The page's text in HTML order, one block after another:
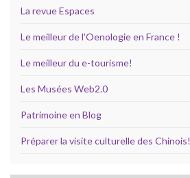
La revue Espaces
Le meilleur de l'Oenologie en France !
Le meilleur du e-tourisme!
Les Musées Web2.0
Patrimoine en Blog
Préparer la visite culturelle des Chinois!